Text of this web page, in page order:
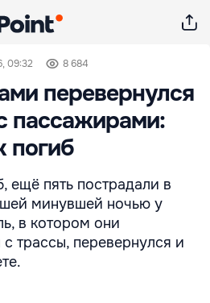
09:32 8 684
перевернулся
пассажирами:
погиб
ещё пять пострадали в
минувшей ночью у
в котором они
трассы, перевернулся и